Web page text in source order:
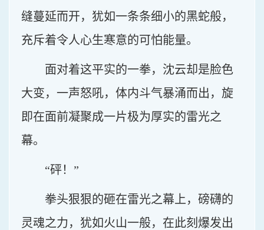
缝蔓延而开，犹如一条条细小的黑蛇般，
充斥着令人心生寒意的可怕能量。
面对着这平实的一拳，沈云却是脸色
大变，一声怒吼，体内斗气暴涌而出，旋
即在面前凝聚成一片极为厚实的雷光之
幕。
“砰！”
拳头狠狠的砸在雷光之幕上，磅礴的
灵魂之力，犹如火山一般，在此刻爆发出